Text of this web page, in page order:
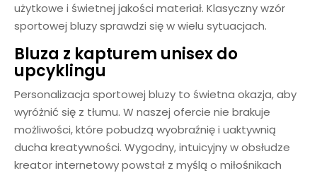
użytkowe i świetnej jakości materiał. Klasyczny wzór
sportowej bluzy sprawdzi się w wielu sytuacjach.
Bluza z kapturem unisex do
upcyklingu
Personalizacja sportowej bluzy to świetna okazja, aby
wyróżnić się z tłumu. W naszej ofercie nie brakuje
możliwości, które pobudzą wyobraźnię i uaktywnią
ducha kreatywności. Wygodny, intuicyjny w obsłudze
kreator internetowy powstał z myślą o miłośnikach